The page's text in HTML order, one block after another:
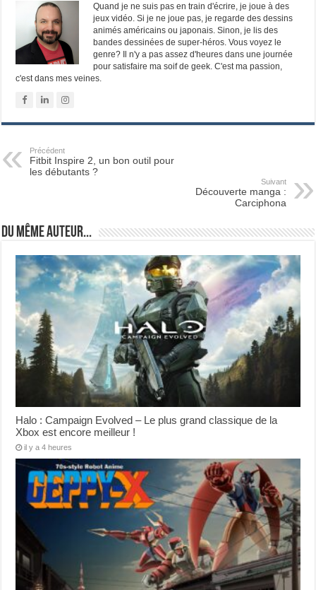
Quand je ne suis pas en train d'écrire, je joue à des
jeux vidéo. Si je ne joue pas, je regarde des dessins
animés américains ou japonais. Sinon, je lis des
bandes dessinées de super-héros. Vous voyez le
genre? Il n'y a pas assez d'heures dans une journée
pour satisfaire ma soif de geek. C'est ma passion,
c'est dans mes veines.
Précédent
Fitbit Inspire 2, un bon outil pour
les débutants ?
Suivant
Découverte manga :
Carciphona
Du même auteur...
Halo : Campaign Evolved – Le plus grand classique de la
Xbox est encore meilleur !
il y a 4 heures